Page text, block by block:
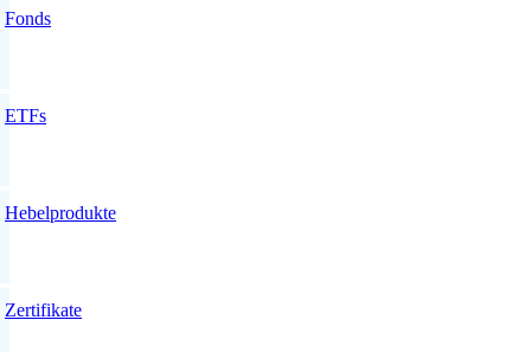
Fonds
ETFs
Hebelprodukte
Zertifikate